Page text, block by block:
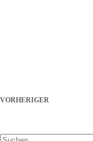
VORHERIGER